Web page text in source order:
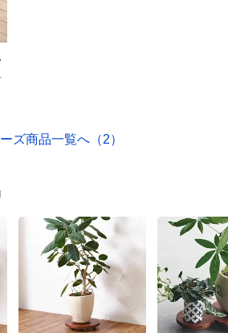
品は、天然素材のため色の誤差が
ならではの風合いですので、ご了承
のですが、自己責任で「バル
のせるために買いました。扇風機
に移動するのが楽になりました。
映えがよいので満足です。
ズ商品一覧へ（2）